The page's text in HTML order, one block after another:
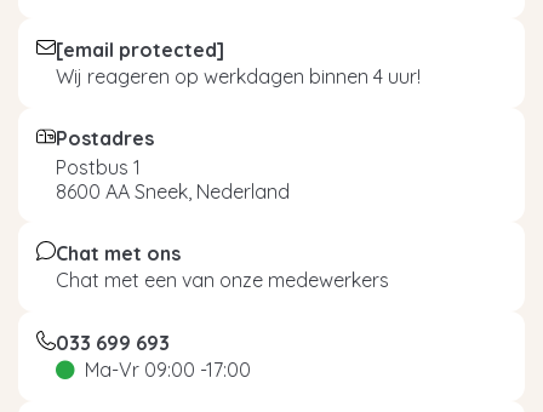
[email protected]
Wij reageren op werkdagen binnen 4 uur!
Postadres
Postbus 1
8600 AA Sneek, Nederland
Chat met ons
Chat met een van onze medewerkers
033 699 693
Ma-Vr 09:00 -17:00